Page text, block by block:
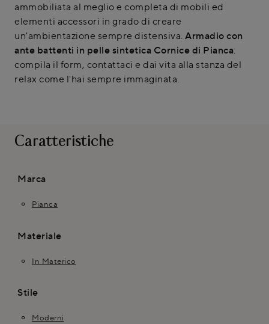
ammobiliata al meglio e completa di mobili ed
elementi accessori in grado di creare
un'ambientazione sempre distensiva. Armadio con
ante battenti in pelle sintetica Cornice di Pianca:
compila il form, contattaci e dai vita alla stanza del
relax come l'hai sempre immaginata.
Caratteristiche
Marca
Pianca
Materiale
In Materico
Stile
Moderni